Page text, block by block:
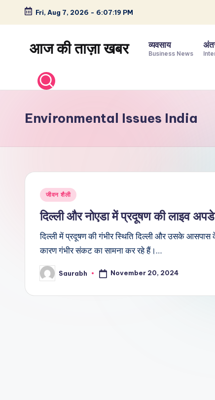
Skip
content
Fri, Aug 7, 2026 - 6:07:20 PM
आज की ताज़ा खबर
समाचार
–
और
विश्व
व्यवसाय
Business News
Environmental Issues India
Posted
in
जीवन शैली
दिल्ली और नोएडा में प्रदूषण की लाइव
दिल्ली में प्रदूषण की गंभीर स्थिति दिल्ली और उसके आसपास
कारण गंभीर संकट का सामना कर रहे हैं।…
Posted
by
Saurabh November 20, 2024